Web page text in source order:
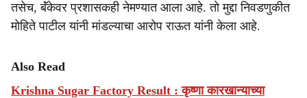
तसेच, बॅंकेवर प्रशासकही नेमण्यात आला आहे. तो मुद्दा निवडणुकीत
मोहिते पाटील यांनी मांडल्याचा आरोप राऊत यांनी केला आहे.
Also Read
Krishna Sugar Factory Result : कृष्णा कारखान्याच्या